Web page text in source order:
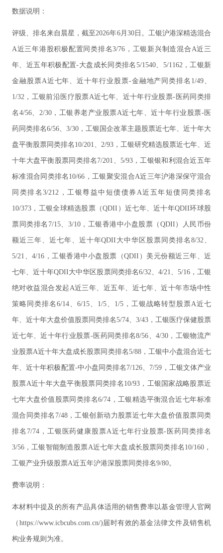
数据说明：
评级、排名来自晨星，截至2026年6月30日。工银沪港深精选混合
A近三年港股积极配置同类排名3/76，工银新兴制造混合A近三
年、近五年积极配置-大盘成长同类排名5/1540、5/1162，工银新
金融股票A近七年、近十年行业股票-金融地产同类排名1/49、
1/32，工银前沿医疗股票A近七年、近十年行业股票-医药同类排
名4/56、2/30，工银养老产业股票A近七年、近十年行业股票-医
药同类排名6/56、3/30，工银国企改革主题股票近七年、近十年大
盘平衡股票同类排名10/201、2/93，工银研究精选股票近七年、近
十年大盘平衡股票同类排名7/201、5/93，工银银和利混合近五年
标准混合同类排名10/66，工银聚安混合A近三年沪港深保守混合
同类排名3/212，工银尊益中短债债券A近五年短债同类排名
10/373，工银全球精选股票（QDII）近七年、近十年QDII环球股
票同类排名7/15、3/10，工银香港中小盘股票（QDII）人民币份
额近三年、近七年、近十年QDII大中华区股票同类排名8/32、
5/21、4/16，工银香港中小盘股票（QDII）美元份额近三年、近
七年、近十年QDII大中华区股票同类排名6/32、4/21、5/16，工银
绝对收益混合发起A近三年、近五年、近七年、近十年市场中性
策略同类排名6/14、6/15、1/5、1/5，工银战略转型股票A近七
年、近十年大盘价值股票同类排名5/74、3/43，工银医疗保健股票
近七年、近十年行业股票-医药同类排名8/56、4/30，工银物流产
业股票A近十年大盘成长股票同类排名5/88，工银中小盘混合近七
年、近十年积极配置-中小盘同类排名7/126、7/59，工银文体产业
股票A近十年大盘平衡股票同类排名10/93，工银国家战略股票近
七年大盘价值股票同类排名6/74，工银精选平衡混合近七年标准
混合同类排名7/48，工银创新动力股票近七年大盘价值股票同类
排名7/74，工银医药健康股票A近七年行业股票-医药同类排名
3/56，工银智能制造股票A近七年大盘成长股票同类排名10/160，
工银产业升级股票A近五年沪港深股票同类排名9/80。
费率说明：
本材料中提及的所有产品具体适用的销售费率以基金管理人官网
（https://www.icbcubs.com.cn/)届时有效的基金法律文件及销售机
构业务规则为准。